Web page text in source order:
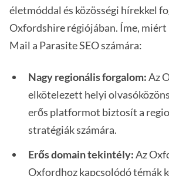
életmóddal és közösségi hírekkel
Oxfordshire régiójában. Íme, miért
Mail a Parasite SEO számára:
Nagy regionális forgalom:Az
elkötelezett helyi
erős platformot biztosít a
stratégiák számára.
Erős domain tekintély:Az
Oxfordhoz kapcsolódó témák